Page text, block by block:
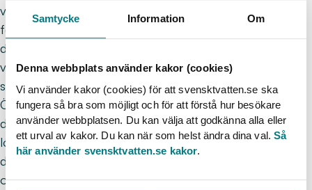
Samtycke Information Om
Denna webbplats använder kakor (cookies)
Vi använder kakor (cookies) för att svensktvatten.se ska
fungera så bra som möjligt och för att förstå hur besökare
använder webbplatsen. Du kan välja att godkänna alla eller
ett urval av kakor. Du kan när som helst ändra dina val.Så
här använder svensktvatten.se kakor.
våtmarker, samt markanvändning på dessa, kan
förstärka effekten av brunifiering. Samtidigt släpper
dränerade torvvåtmarker ut höga halter av
växthusgaser och återvätning av dessa har blivit en
strategisk åtgärd för att nå Sveriges klimatmål.
Övervakning av avrinning från återvätt torvmark har
dock visat att det kan leda till ett betydligt läckage av
löst organisk kol, särskilt om torvmarkerna har varit
dränerad under en lång tid. Det är därför ifrågasatt
om återvätning av långt dränerade torvmarker bör